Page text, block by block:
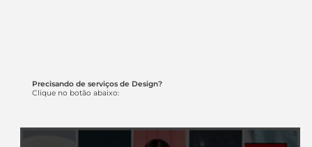
Precisando de serviços de Design?
Clique no botão abaixo: